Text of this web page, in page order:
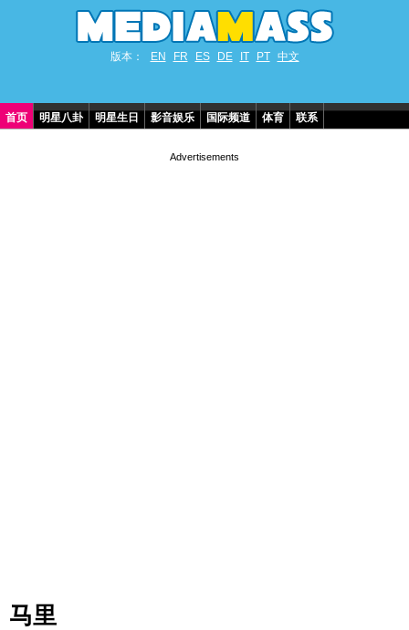
版本： EN FR ES DE IT PT 中文
首页 明星八卦 明星生日 影音娱乐 国际频道 体育 联系
马里